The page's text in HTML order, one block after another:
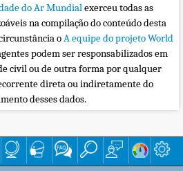
do Ar Mundialexerceu todas as
na compilação do conteúdo desta
oA equipe do projeto World
podem ser responsabilizados em
civil ou de outra forma por qualquer
direta ou indiretamente do
desses dados.